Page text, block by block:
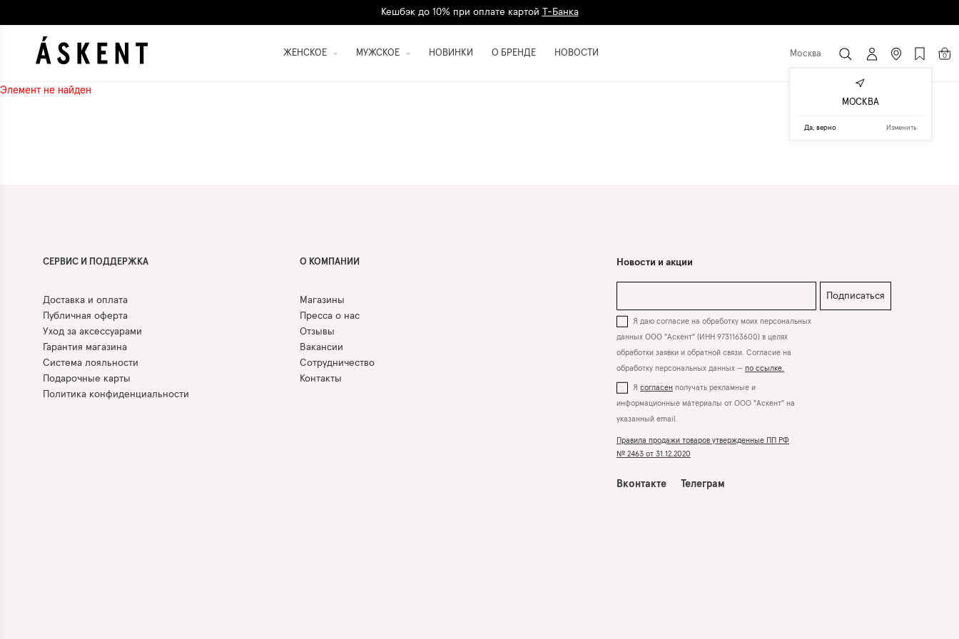
Кешбэк до 10% при оплате картой Т-Банка
ЖЕНСКОЕ МУЖСКОЕ НОВИНКИ О БРЕНДЕ НОВОСТИ Москва 0
Элемент не найден
СЕРВИС И ПОДДЕРЖКА
Доставка и оплата
Публичная оферта
Уход за аксессуарами
Гарантия магазина
Система лояльности
Подарочные карты
Политика конфиденциальности
О КОМПАНИИ
Магазины
Пресса о нас
Отзывы
Вакансии
Сотрудничество
Контакты
Новости и акции
Подписаться
Я даю согласие на обработку моих персональных
данных ООО "Аскент" (ИНН 9731163600) в целях
обработки заявки и обратной связи. Согласие на
обработку персональных данных — по ссылке.
Я согласен получать рекламные и
информационные материалы от ООО "Аскент" на
указанный email.
Правила продажи товаров утвержденные ПП РФ
№ 2463 от 31.12.2020
Вконтакте Телеграм
МОСКВА
Да, верно Изменить